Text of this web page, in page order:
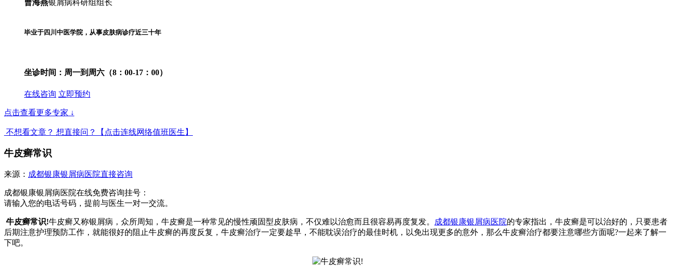
曹海燕银屑病科研组组长
毕业于四川中医学院，从事皮肤病诊疗近三十年
坐诊时间： 周一到周六（8：00-17：00）
在线咨询 立即预约
点击查看更多专家 ↓
不想看文章？ 想直接问？ 【点击连线网络值班医生】
牛皮癣常识
来源： 成都银康银屑病医院直接咨询
成都银康银屑病医院在线免费咨询挂号：
请输入您的电话号码，提前与医生一对一交流。
牛皮癣常识!牛皮癣又称银屑病，众所周知，牛皮癣是一种常见的慢性顽固型皮肤病，不仅难以治愈而且很容易再度复发。 成都银康银屑病医院的专家指出，牛皮癣是可以治好的，只要患者
后期注意护理预防工作，就能很好的阻止牛皮癣的再度反复，牛皮癣治疗一定要趁早，不能耽误治疗的最佳时机，以免出现更多的意外，那么牛皮癣治疗都要注意哪些方面呢?一起来了解一
下吧。